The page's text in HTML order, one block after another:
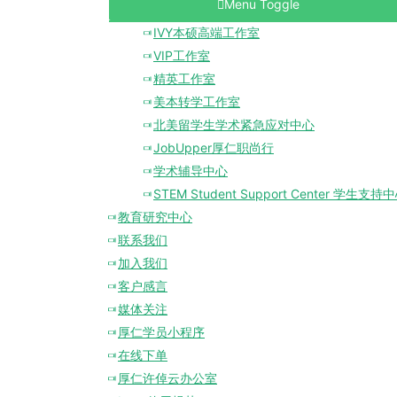
Menu Toggle
IVY本硕高端工作室
VIP工作室
精英工作室
美本转学工作室
北美留学生学术紧急应对中心
JobUpper厚仁职尚行
学术辅导中心
STEM Student Support Center 学生支持
教育研究中心
联系我们
加入我们
客户感言
媒体关注
厚仁学员小程序
在线下单
厚仁许倬云办公室